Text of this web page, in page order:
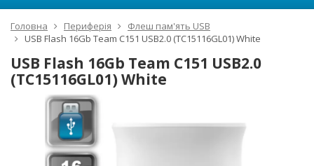
Головна Периферія
Флеш пам'ять USB
USB Flash 16Gb Team C151 USB2.0 (TC15116GL01) White
USB Flash 16Gb Team C151 USB2.0
(TC15116GL01) White